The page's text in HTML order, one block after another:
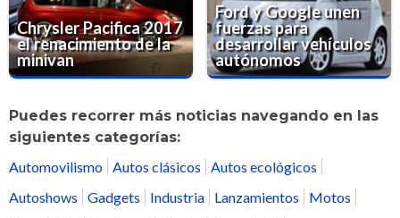
Chrysler Pacifica 2017
el renacimiento de la
minivan
Ford y Google unen
fuerzas para
desarrollar vehículos
autónomos
Puedes recorrer más noticias navegando en las
siguientes categorías:
Automovilismo Autos clásicos
Autos ecológicos
Autoshows
Gadgets Industria Lanzamientos
Motos